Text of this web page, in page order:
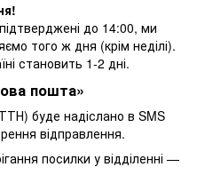
до 14:00, ми
того ж дня (крім неділі).
становить 1-2 дні.
пошта»
буде надіслано в SMS
відправлення.
посилки у відділенні —